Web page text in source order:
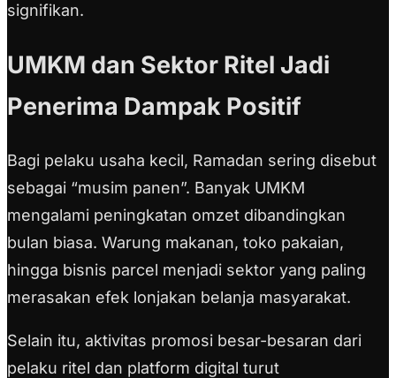
signifikan.
UMKM dan Sektor Ritel Jadi
Penerima Dampak Positif
Bagi pelaku usaha kecil, Ramadan sering disebut
sebagai “musim panen”. Banyak UMKM
mengalami peningkatan omzet dibandingkan
bulan biasa. Warung makanan, toko pakaian,
hingga bisnis parcel menjadi sektor yang paling
merasakan efek lonjakan belanja masyarakat.
Selain itu, aktivitas promosi besar-besaran dari
pelaku ritel dan platform digital turut